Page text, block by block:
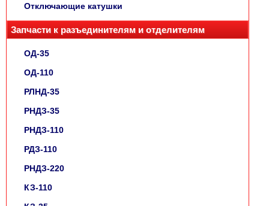
Отключающие катушки
Запчасти к разъединителям и отделителям
ОД-35
ОД-110
РЛНД-35
РНДЗ-35
РНДЗ-110
РДЗ-110
РНДЗ-220
КЗ-110